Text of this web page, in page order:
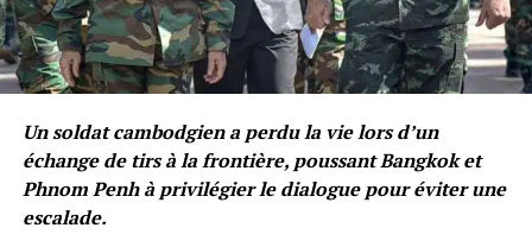
Un soldat cambodgien a perdu la vie lors d’un
échange de tirs à la frontière, poussant Bangkok et
Phnom Penh à privilégier le dialogue pour éviter une
escalade.